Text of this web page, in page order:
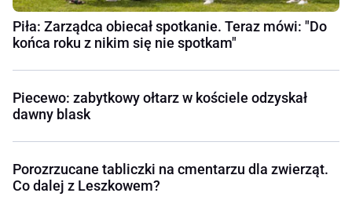
Piła: Zarządca obiecał spotkanie. Teraz mówi: "Do
końca roku z nikim się nie spotkam"
Piecewo: zabytkowy ołtarz w kościele odzyskał
dawny blask
Porozrzucane tabliczki na cmentarzu dla zwierząt.
Co dalej z Leszkowem?